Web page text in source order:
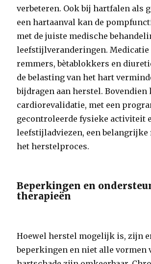
verbeteren. Ook bij hartfalen als
een hartaanval kan de
met de juiste medische
leefstijlveranderingen. Medicatie
remmers, bètablokkers en
de belasting van het hart
bijdragen aan herstel. Bovendien
cardiorevalidatie, met een
gecontroleerde fysieke activiteit
leefstijladviezen, een
het herstelproces.
Beperkingen en
therapieën
Hoewel herstel mogelijk is, zijn
beperkingen en niet alle vormen